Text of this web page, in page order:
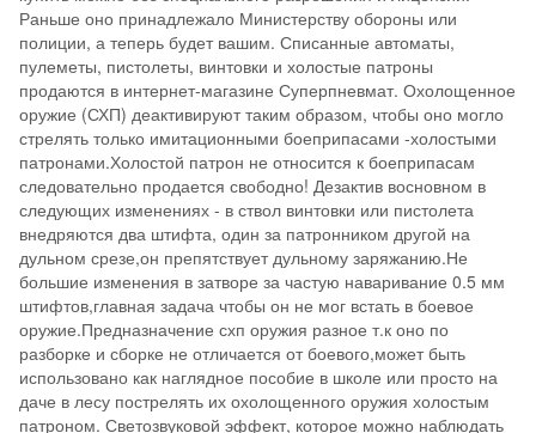
Раньше оно принадлежало Министерству обороны или
полиции, а теперь будет вашим. Списанные автоматы,
пулеметы, пистолеты, винтовки и холостые патроны
продаются в интернет-магазине Суперпневмат. Охолощенное
оружие (СХП) деактивируют таким образом, чтобы оно могло
стрелять только имитационными боеприпасами -холостыми
патронами.Холостой патрон не относится к боеприпасам
следовательно продается свободно! Дезактив восновном в
следующих изменениях - в ствол винтовки или пистолета
внедряются два штифта, один за патронником другой на
дульном срезе,он препятствует дульному заряжанию.Не
большие изменения в затворе за частую наваривание 0.5 мм
штифтов,главная задача чтобы он не мог встать в боевое
оружие.Предназначение схп оружия разное т.к оно по
разборке и сборке не отличается от боевого,может быть
использовано как наглядное пособие в школе или просто на
даче в лесу пострелять их охолощенного оружия холостым
патроном. Светозвуковой эффект, которое можно наблюдать